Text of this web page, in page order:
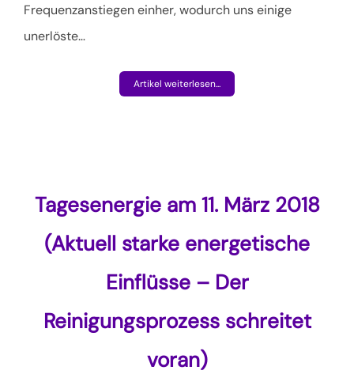
Frequenzanstiegen einher, wodurch uns einige
unerlöste…
Artikel weiterlesen...
Tagesenergie am 11. März 2018
(Aktuell starke energetische
Einflüsse – Der
Reinigungsprozess schreitet
voran)